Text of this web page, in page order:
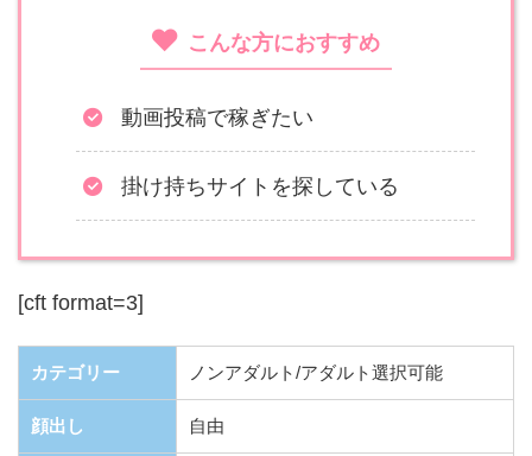
こんな方におすすめ
動画投稿で稼ぎたい
掛け持ちサイトを探している
[cft format=3]
カテゴリー ノンアダルト/アダルト選択可能
顔出し 自由